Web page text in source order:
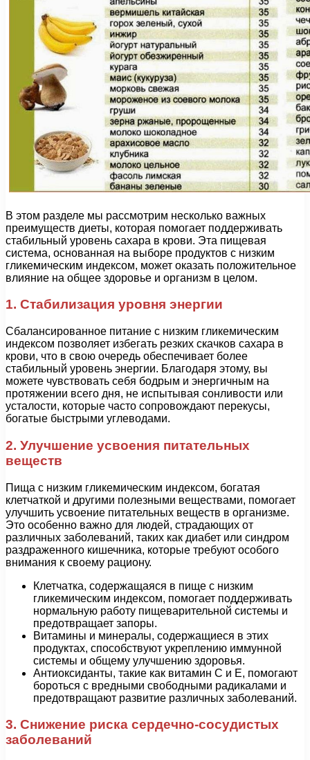
В этом разделе мы рассмотрим несколько важных
преимуществ диеты, которая помогает поддерживать
стабильный уровень сахара в крови. Эта пищевая
система, основанная на выборе продуктов с низким
гликемическим индексом, может оказать положительное
влияние на общее здоровье и организм в целом.
1. Стабилизация уровня энергии
Сбалансированное питание с низким гликемическим
индексом позволяет избегать резких скачков сахара в
крови, что в свою очередь обеспечивает более
стабильный уровень энергии. Благодаря этому, вы
можете чувствовать себя бодрым и энергичным на
протяжении всего дня, не испытывая сонливости или
усталости, которые часто сопровождают перекусы,
богатые быстрыми углеводами.
2. Улучшение усвоения питательных
веществ
Пища с низким гликемическим индексом, богатая
клетчаткой и другими полезными веществами, помогает
улучшить усвоение питательных веществ в организме.
Это особенно важно для людей, страдающих от
различных заболеваний, таких как диабет или синдром
раздраженного кишечника, которые требуют особого
внимания к своему рациону.
Клетчатка, содержащаяся в пище с низким
гликемическим индексом, помогает поддерживать
нормальную работу пищеварительной системы и
предотвращает запоры.
Витамины и минералы, содержащиеся в этих
продуктах, способствуют укреплению иммунной
системы и общему улучшению здоровья.
Антиоксиданты, такие как витамин С и Е, помогают
бороться с вредными свободными радикалами и
предотвращают развитие различных заболеваний.
3. Снижение риска сердечно-сосудистых
заболеваний